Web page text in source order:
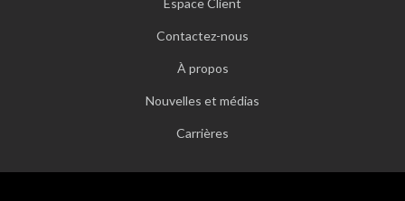
Espace Client
Contactez-nous
À propos
Nouvelles et médias
Carrières